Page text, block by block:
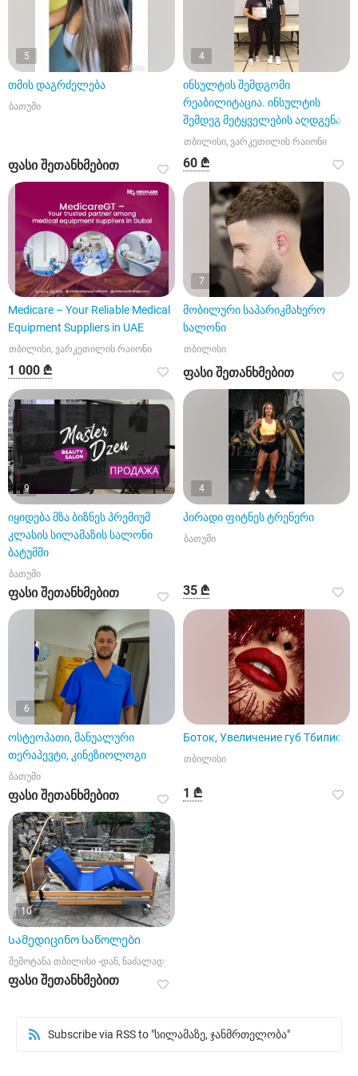
5
თმის დაგრძელება
ბათუმი
ფასი შეთანხმებით
4
ინსულტის შემდგომი
რეაბილიტაცია. ინსულტის
შემდეგ მეტყველების აღდგენა.
თბილისი, ვარკეთილის რაიონი
60 ₾
Medicare – Your Reliable Medical
Equipment Suppliers in UAE
თბილისი, ვარკეთილის რაიონი
1 000 ₾
7
მობილური საპარიკმახერო
სალონი
თბილისი
ფასი შეთანხმებით
9
იყიდება მზა ბიზნეს პრემიუმ
კლასის სილამაზის სალონი
ბატუმში
ბათუმი
ფასი შეთანხმებით
4
პირადი ფიტნეს ტრენერი
ბათუმი
35 ₾
6
ოსტეოპათი, მანუალური
თერაპევტი, კინეზიოლოგი
ბათუმი
ფასი შეთანხმებით
Боток, Увеличение губ Тбилиси
თბილისი
1 ₾
10
Სამედიცინო საწოლები
შემოტანა თბილისი -დან, ნაძალადევის რაიონი
ფასი შეთანხმებით
Subscribe via RSS to "სილამაზე, ჯანმრთელობა"